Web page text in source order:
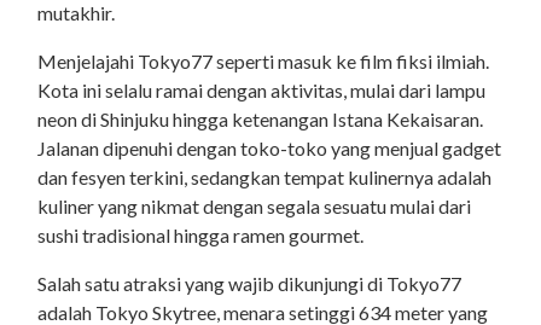
mutakhir.
Menjelajahi Tokyo77 seperti masuk ke film fiksi ilmiah.
Kota ini selalu ramai dengan aktivitas, mulai dari lampu
neon di Shinjuku hingga ketenangan Istana Kekaisaran.
Jalanan dipenuhi dengan toko-toko yang menjual gadget
dan fesyen terkini, sedangkan tempat kulinernya adalah
kuliner yang nikmat dengan segala sesuatu mulai dari
sushi tradisional hingga ramen gourmet.
Salah satu atraksi yang wajib dikunjungi di Tokyo77
adalah Tokyo Skytree, menara setinggi 634 meter yang